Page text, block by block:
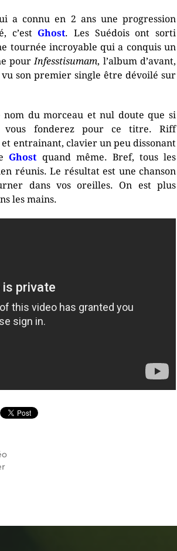
a connu en 2 ans une progression
c’est Ghost. Les Suédois ont sorti
tournée incroyable qui a conquis un
pourInfesstisumam, l’album d’avant,
son premier single être dévoilé sur
nom du morceau et nul doute que si
vous fonderez pour ce titre. Riff
entrainant, clavier un peu dissonant
Ghostquand même. Bref, tous les
réunis. Le résultat est une chanson
dans vos oreilles. On est plus
les mains.